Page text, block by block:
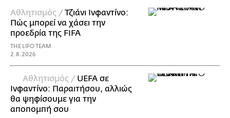
Αθλητισμός /Τζιάνι Ινφαντίνο:
Πώς μπορεί να χάσει την
προεδρία της FIFA
THE LIFO TEAM
2.8.2026
Αθλητισμός / UEFA σε
Ινφαντίνο: Παραιτήσου, αλλιώς
θα ψηφίσουμε για την
αποπομπή σου